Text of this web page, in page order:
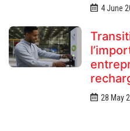
4 June
28 May